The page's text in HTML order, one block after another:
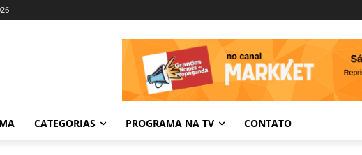
CATEGORIAS PROGRAMA NA TV CONTATO